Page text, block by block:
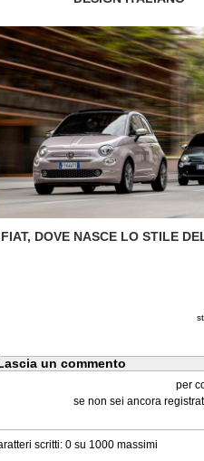
FIAT, DOVE NASCE LO STILE
un commento
per
se non sei ancora
scritti: 0 su 1000 massimi